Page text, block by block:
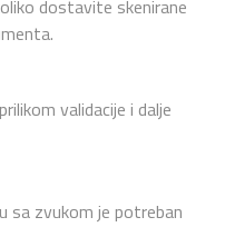
dostavite skenirane
validacije i dalje
sa zvukom je potreban